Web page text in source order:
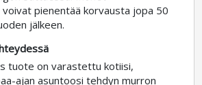
pienentää korvausta jopa 50
jälkeen.
tuote on varastettu kotiisi,
ajan asuntoosi tehdyn murron